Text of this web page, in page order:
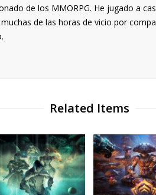
de los MMORPG. He jugado a
de las horas de vicio por
Related Items